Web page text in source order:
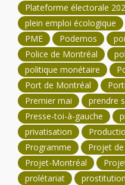
Plateforme électorale
plein emploi écologique
PME
Podemos
Police de Montréal
politique monétaire
Port de Montréal
Premier mai
prendre
Presse-toi-à-gauche
privatisation
Programme
Projet
Projet-Montréal
prolétariat
prostitution